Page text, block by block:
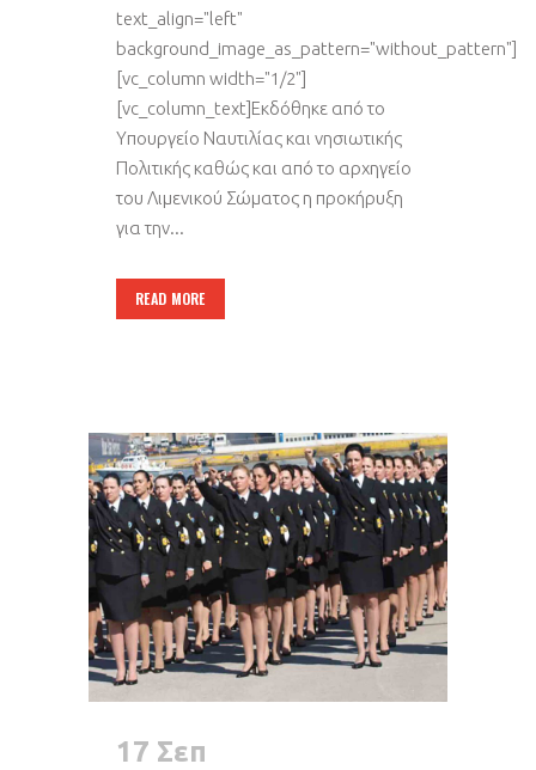
text_align="left"
background_image_as_pattern="without_pattern"]
[vc_column width="1/2"]
[vc_column_text]Εκδόθηκε από το
Υπουργείο Ναυτιλίας και νησιωτικής
Πολιτικής καθώς και από το αρχηγείο
του Λιμενικού Σώματος η προκήρυξη
για την...
READ MORE
17 Σεπ